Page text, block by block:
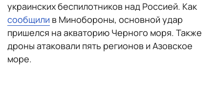
украинских беспилотников над Россией. Как
сообщили в Минобороны, основной удар
пришелся на акваторию Черного моря. Также
дроны атаковали пять регионов и Азовское
море.